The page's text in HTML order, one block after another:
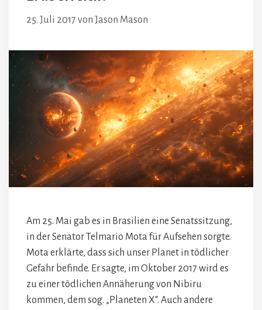
25. Juli 2017 von Jason Mason
Am 25. Mai gab es in Brasilien eine Senatssitzung,
in der Senator Telmario Mota für Aufsehen sorgte.
Mota erklärte, dass sich unser Planet in tödlicher
Gefahr befinde. Er sagte, im Oktober 2017 wird es
zu einer tödlichen Annäherung von Nibiru
kommen, dem sog. „Planeten X“. Auch andere